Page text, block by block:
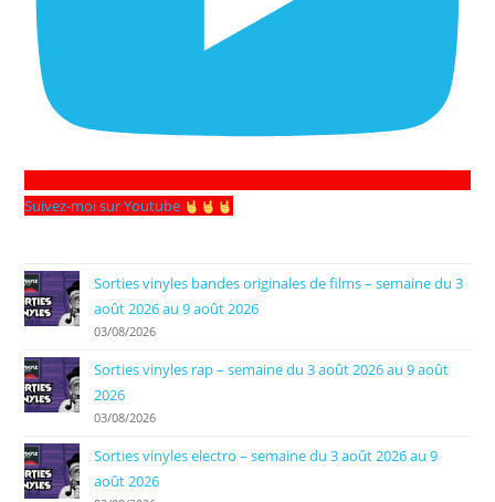
Suivez-moi sur Youtube
Sorties vinyles bandes originales de films – semaine du 3
août 2026 au 9 août 2026
03/08/2026
Sorties vinyles rap – semaine du 3 août 2026 au 9 août
2026
03/08/2026
Sorties vinyles electro – semaine du 3 août 2026 au 9
août 2026